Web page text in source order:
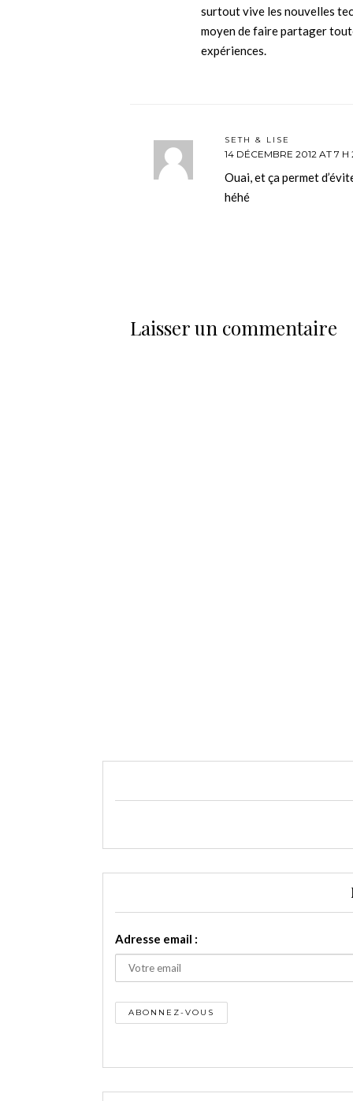
surtout vive les nouvelles
moyen de faire partager
expériences.
SETH & LISE
14 DÉCEMBRE 2012 AT 7 H
Ouai, et ça permet
héhé
Laisser un commentaire
Adresse email :